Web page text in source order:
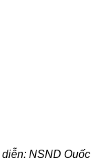
diễn: NSND Quốc